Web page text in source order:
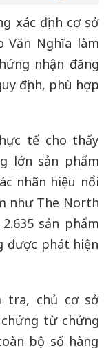
xác định cơ sở
Văn Nghĩa làm
nhận đăng
định, phù hợp
tế cho thấy
lớn sản phẩm
nhãn hiệu nổi
như The North
sản phẩm
được phát hiện
tra, chủ cơ sở
từ chứng
bộ số hàng